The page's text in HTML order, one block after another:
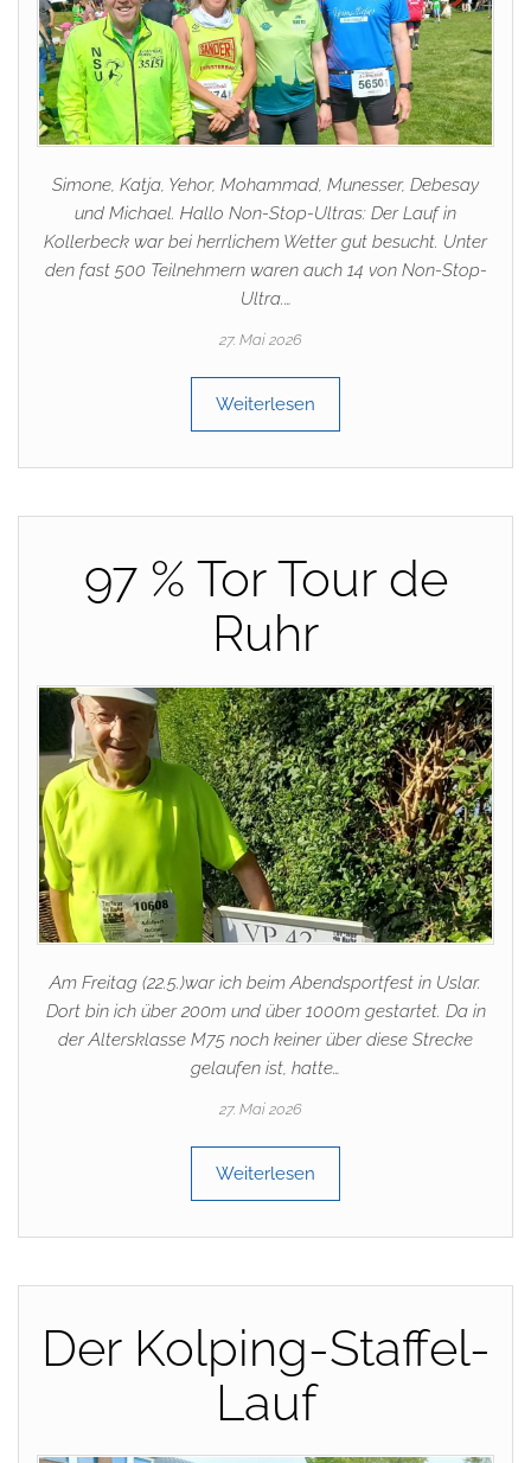
Simone, Katja, Yehor, Mohammad, Munesser, Debesay
und Michael. Hallo Non-Stop-Ultras: Der Lauf in
Kollerbeck war bei herrlichem Wetter gut besucht. Unter
den fast 500 Teilnehmern waren auch 14 von Non-Stop-
Ultra.…
27. Mai 2026
Weiterlesen
97 % Tor Tour de
Ruhr
Am Freitag (22.5.)war ich beim Abendsportfest in Uslar.
Dort bin ich über 200m und über 1000m gestartet. Da in
der Altersklasse M75 noch keiner über diese Strecke
gelaufen ist, hatte…
27. Mai 2026
Weiterlesen
Der Kolping-Staffel-
Lauf